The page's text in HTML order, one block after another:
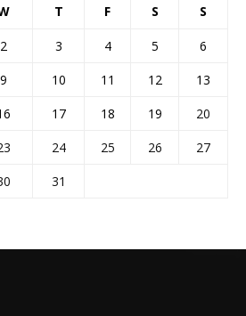
T F S S
2 3 4 5
6
9 10 11 12
13
17 18 19
20
24 25 26
27
31